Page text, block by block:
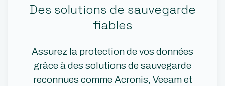
Des solutions de sauvegarde
fiables
Assurez la protection de vos données
grâce à des solutions de sauvegarde
reconnues comme Acronis, Veeam et